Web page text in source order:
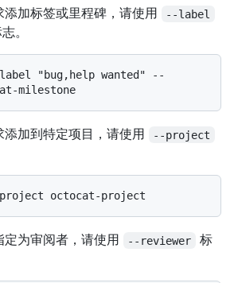
加标签或里程碑，请使用 --label
。
"bug,help wanted" --
加到特定项目，请使用 --project
为审阅者，请使用 --reviewer
标